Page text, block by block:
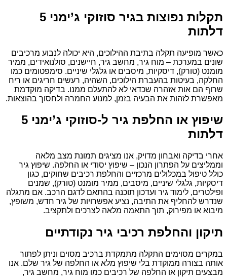
תקלות נפוצות בגיר סוזוקי ג’ימני 5
דלתות
כאשר מופיעה תקלה בתיבת ההילוכים, היא יכולה לנבוע מרכיבים
שונים במערכת – מוח גיר, מחשב גיר, חיישנים, סולנואידים, ממיר
מומנט (טורק), דיסקיות, מיסבים או גלגלי שיניים. סימפטומים כמו
החלקה, בעיטות בהעברת הילוכים, השהיה, רעשים חריגים או ריח
שרוף הם אות אזהרה שכדאי לא להתעלם ממנו. בדיקה מוקדמת
מאפשרת לזהות את הבעיה בזמן, למנוע החמרה ולחסוך בהוצאות.
שיפוץ או החלפת גיר ל-סוזוקי ג’ימני 5
דלתות
אחרי בדיקה ואבחון מדויק, אנו מציגים תמונת מצב מלאה
וממליצים על הפתרון הנכון – שיפוץ יסודי או החלפה. שיפוץ גיר
כולל טיפול במכלולים מרכזיים והחלפת רכיבים שחוקים, כגון
דיסקיות, גלגלי שיניים, מיסבים, ממיר מומנט (טורק), שמנים
ופילטרים, לימוד גיר ועדכון תוכנה בהתאם לדגם הרכב. אם מתגלה
שנדרש להחליף את התיבה, נציע אפשרויות של גיר חדש, משופץ,
מיבוא או מפירוק, תוך התאמה מלאה לצרכים ולתקציב.
תיקון והחלפת רכיבי גיר נקודתיים
במקרים מסוימים התקלה מתמקדת ברכיב מסוים וניתן לפתור
אותה בצורה ממוקדת בלי שיפוץ מלא או החלפה של גיר שלם. אנו
מבצעים תיקון או החלפה של רכיבים כמו מוח גיר, מחשב גיר,